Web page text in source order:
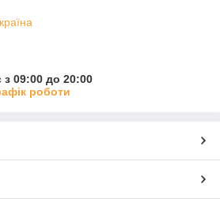
09:00 до 20:00
роботи